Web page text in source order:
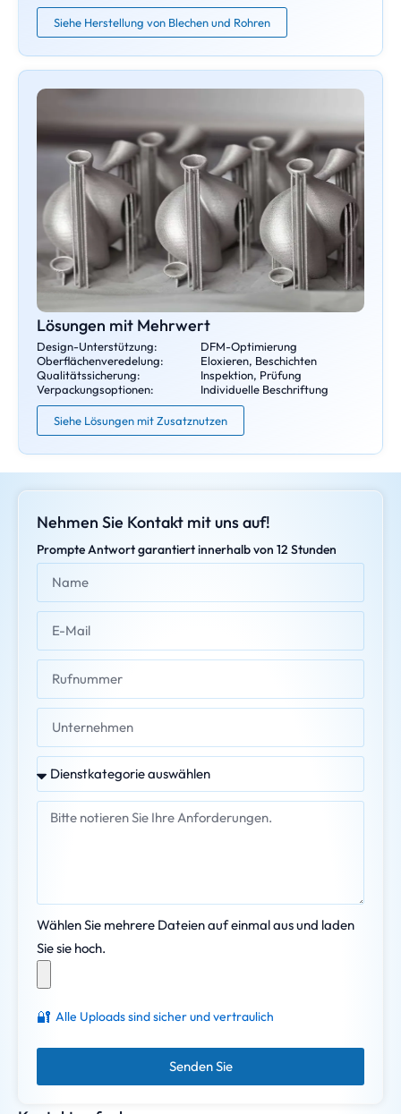
Siehe Herstellung von Blechen und Rohren
Lösungen mit Mehrwert
Design-Unterstützung:
DFM-Optimierung
Oberflächenveredelung:
Eloxieren, Beschichten
Qualitätssicherung:
Inspektion, Prüfung
Verpackungsoptionen:
Individuelle Beschriftung
Siehe Lösungen mit Zusatznutzen
Nehmen Sie Kontakt mit uns auf!
Prompte Antwort garantiert innerhalb von 12 Stunden
Wählen Sie mehrere Dateien auf einmal aus und laden
Sie sie hoch.
🔐 Alle Uploads sind sicher und vertraulich
Senden Sie